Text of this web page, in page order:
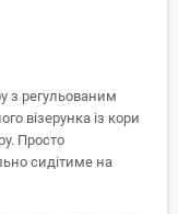
з регульованим
візерунка із кори
Просто
сидітиме на